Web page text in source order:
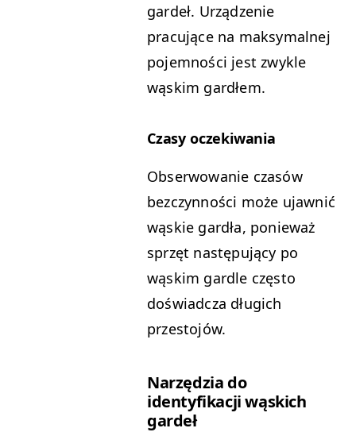
gardeł. Urządzenie
pracujące na maksymalnej
pojemności jest zwykle
wąskim gardłem.
Czasy oczekiwania
Obserwowanie czasów
bezczynności może ujawnić
wąskie gardła, ponieważ
sprzęt następujący po
wąskim gardle często
doświadcza długich
przestojów.
Narzędzia do
identyfikacji wąskich
gardeł